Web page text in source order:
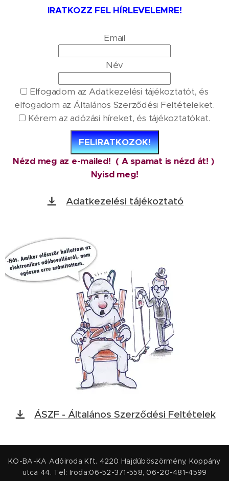
IRATKOZZ FEL HÍRLEVELEMRE!
Email
Név
Elfogadom az Adatkezelési tájékoztatót, és
elfogadom az Általános Szerződési Feltételeket.
Kérem az adózási híreket, és tájékoztatókat.
FELIRATKOZOK!
Nézd meg az e-mailed! ( A spamat is nézd át! )
Nyisd meg!
Adatkezelési tájékoztató
ÁSZF - Általános Szerződési Feltételek
KO-BA-KA Adóiroda Kft. 4220 Hajdúböszörmény, Koppány
utca 44. Tel: Iroda:06-52-371-558, 06-20-481-4599